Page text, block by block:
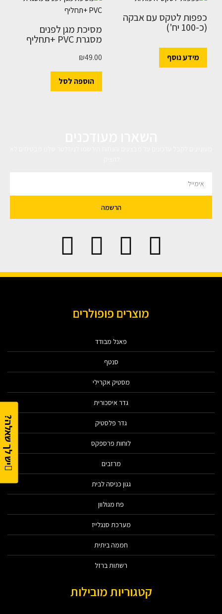
יש לך שאלה?
כפפות לטקס עם אבקה
(כ-100 יח')
מידע נוסף
מסיכת מגן לפנים
מסגרת PVC +תחליף
₪49.00
הוספה לסל
הרשמה
מוצרים פופולרים
פאנל מבודד
סנטף
מסטיק אקרילי
גדר איסכורית
גדר פלסטיק
לוחות פרספקס
מרזבים
גגון כניסה לבית
פח מגולוון
מערכת סנגלייז
חממה ביתית
רשתות ברזל
קטגוריות מובילות